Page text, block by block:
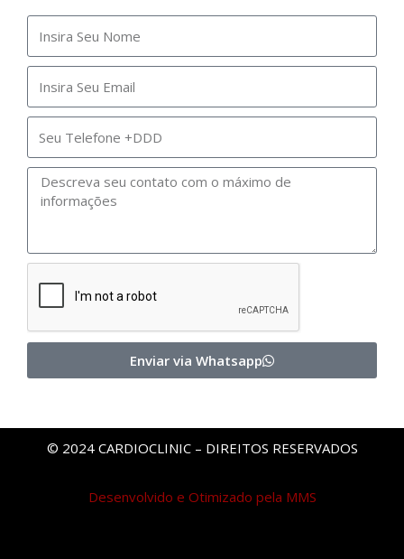
Enviar via Whatsapp
© 2024 CARDIOCLINIC – DIREITOS RESERVADOS
Desenvolvido e Otimizado pela MMS